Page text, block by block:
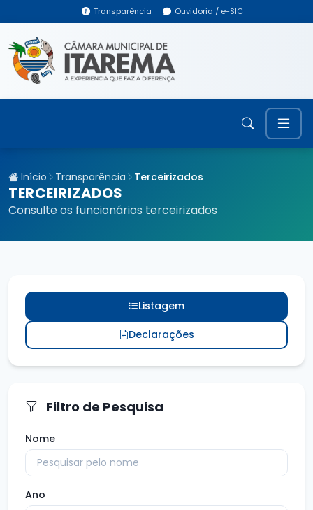
Transparência Ouvidoria / e-SIC
Início Transparência Terceirizados
TERCEIRIZADOS
Consulte os funcionários terceirizados
Listagem
Declarações
Filtro de Pesquisa
Nome
Ano